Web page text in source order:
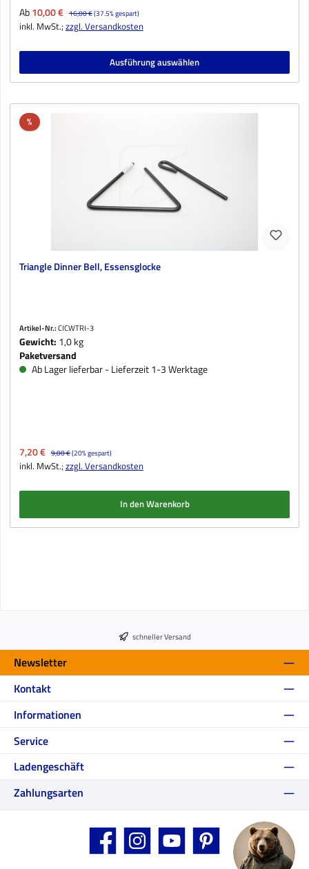
Verkaufspreis:
Ab10,00 € Regulärer Preis:
16,00 €(37.5% gespart)
inkl. MwSt.;zzgl. Versandkosten
Ausführung auswählen
%Rabatt
Triangle Dinner Bell, Essensglocke
Artikel-Nr.:CICWTRI-3
Gewicht: 1,0 kg
Paketversand
Ab Lager lieferbar - Lieferzeit 1-3 Werktage
Verkaufspreis:
7,20 € Regulärer Preis:
9,00 €(20% gespart)
inkl. MwSt.;zzgl. Versandkosten
In den Warenkorb
schneller Versand
Newsletter
Kontakt
Informationen
Service
Ladengeschäft
Zahlungsarten
Facebook Instagram YouTube Pinterest